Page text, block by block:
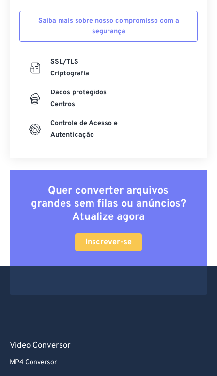
Saiba mais sobre nosso compromisso com a
segurança
SSL/TLS
Criptografia
Dados protegidos
Centros
Controle de Acesso e
Autenticação
Quer converter arquivos
grandes sem filas ou anúncios?
Atualize agora
Inscrever-se
Video Conversor
MP4 Conversor